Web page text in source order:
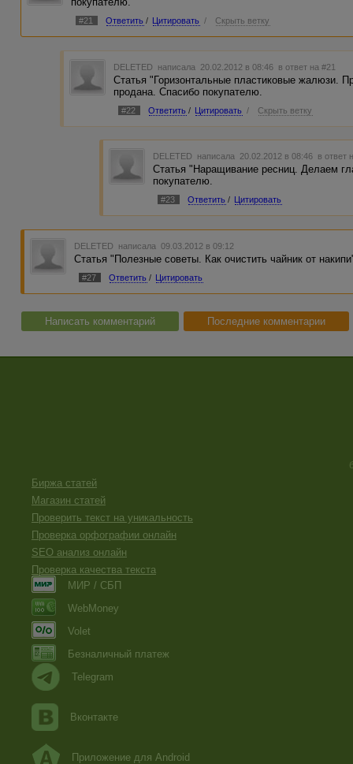
#21 Ответить / Цитировать / Скрыть ветку
DELETED написала 20.02.2012 в 08:46 в ответ на #21
Статья "Горизонтальные пластиковые жалюзи.
продана. Спасибо покупателю.
#22 Ответить / Цитировать / Скрыть ветку
DELETED написала 20.02.2012 в 08:46 в ответ
Статья "Наращивание ресниц. Делаем
покупателю.
#23 Ответить / Цитировать
DELETED написала 09.03.2012 в 09:12
Статья "Полезные советы. Как очистить чайник от
#27 Ответить / Цитировать
Написать комментарий Последние комментарии
Биржа статей
Магазин статей
Проверить текст на уникальность
Проверка орфографии онлайн
SEO анализ онлайн
Проверка качества текста
МИР / СБП
WebMoney
Volet
Безналичный платеж
Telegram
Вконтакте
Приложение для Android